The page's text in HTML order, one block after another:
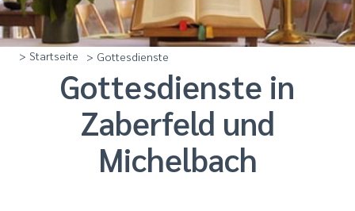
> Startseite > Gottesdienste
Gottesdienste in
Zaberfeld und
Michelbach